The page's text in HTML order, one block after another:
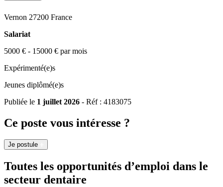
Vernon 27200 France
Salariat
5000 € - 15000 € par mois
Expérimenté(e)s
Jeunes diplômé(e)s
Publiée le 1 juillet 2026 - Réf : 4183075
Ce poste vous intéresse ?
Je postule
Toutes les opportunités d’emploi dans le
secteur dentaire